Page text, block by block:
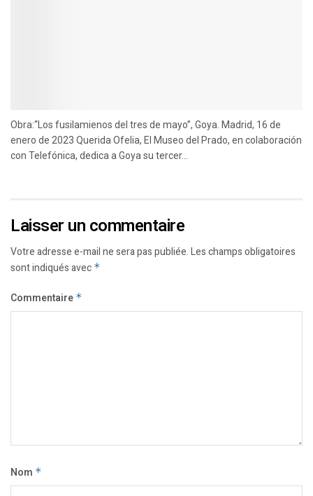
Obra:“Los fusilamienos del tres de mayo”, Goya. Madrid, 16 de
enero de 2023 Querida Ofelia, El Museo del Prado, en colaboración
con Telefónica, dedica a Goya su tercer...
Laisser un commentaire
Votre adresse e-mail ne sera pas publiée.Les champs obligatoires
sont indiqués avec *
Commentaire *
Nom *